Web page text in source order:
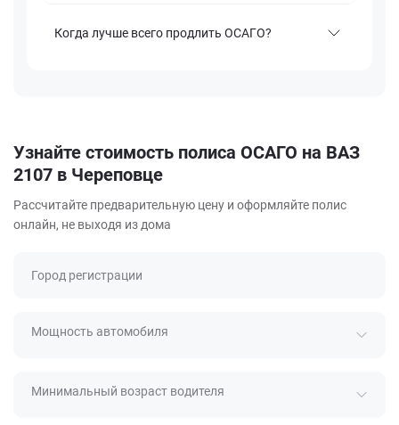
Когда лучше всего продлить ОСАГО?
Узнайте стоимость полиса ОСАГО на ВАЗ
2107 в Череповце
Рассчитайте предварительную цену и оформляйте полис
онлайн, не выходя из дома
Город регистрации
Мощность автомобиля
Минимальный возраст водителя